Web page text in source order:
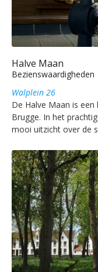
Halve Maan
Bezienswaardigheden
Walplein 26
De Halve Maan is
Brugge. In het
mooi uitzicht over de